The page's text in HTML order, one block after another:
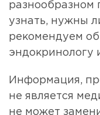
разнообразном
узнать, нужны
рекомендуем
эндокринологу
Информация,
не является
не может